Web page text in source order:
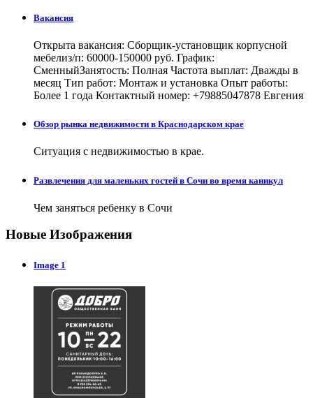
Вакансия
Открыта вакансия: Сборщик-установщик корпусной
мебелиз/п: 60000-150000 руб. График:
СменныйЗанятость: Полная Частота выплат: Дважды в
месяц Тип работ: Монтаж и установка Опыт работы:
Более 1 года Контактный номер: +79885047878 Евгения
Обзор рынка недвижимости в Краснодарском крае
Ситуация с недвижимостью в крае.
Развлечения для маленьких гостей в Сочи во время каникул
Чем заняться ребенку в Сочи
Новые Изображения
Image 1